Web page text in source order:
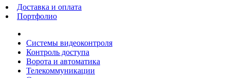
Доставка и оплата
Портфолио
Системы видеоконтроля
Контроль доступа
Ворота и автоматика
Телекоммуникации